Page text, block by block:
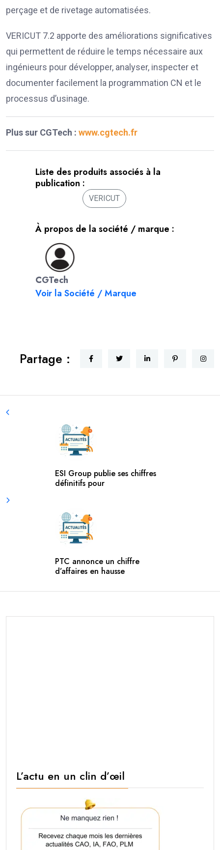
perçage et de rivetage automatisées.
VERICUT 7.2 apporte des améliorations significatives
qui permettent de réduire le temps nécessaire aux
ingénieurs pour développer, analyser, inspecter et
documenter facilement la programmation CN et le
processus d’usinage.
Plus sur CGTech : www.cgtech.fr
Liste des produits associés à la
publication :
VERICUT
À propos de la société / marque :
CGTech
Voir la Société / Marque
Partage :
ESI Group publie ses chiffres
définitifs pour
PTC annonce un chiffre
d’affaires en hausse
L’actu en un clin d’œil